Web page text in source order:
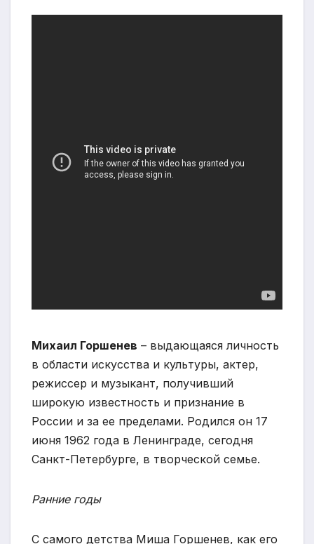
Михаил Горшенев – выдающаяся личность
в области искусства и культуры, актер,
режиссер и музыкант, получивший
широкую известность и признание в
России и за ее пределами. Родился он 17
июня 1962 года в Ленинграде, сегодня
Санкт-Петербурге, в творческой семье.
Ранние годы
С самого детства Миша Горшенев, как его